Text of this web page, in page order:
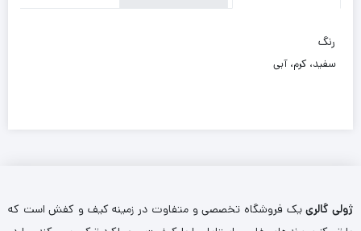
رنگ
سفید، کرم، آبی
ژولی گالرییک فروشگاه تخصصی و متفاوت در زمینه کیف و کفش است که